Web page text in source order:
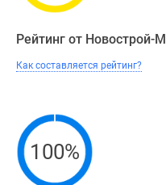
Рейтинг от Новострой-М
Как составляется рейтинг?
100%